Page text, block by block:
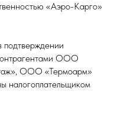
«Аэро-Карго»
подтверждении
ООО
ООО «Термоарм»